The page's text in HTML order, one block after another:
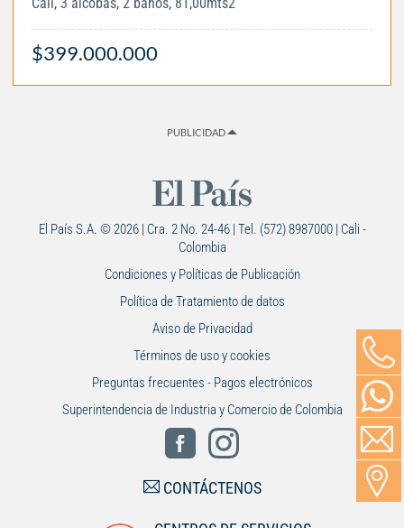
$399.000.000
PUBLICIDAD
El País S.A. © 2026 | Cra. 2 No. 24-46 | Tel. (572) 8987000 | Cali -
Colombia
Condiciones y Políticas de Publicación
Política de Tratamiento de datos
Aviso de Privacidad
Términos de uso y cookies
Preguntas frecuentes - Pagos electrónicos
Superintendencia de Industria y Comercio de Colombia
CONTÁCTENOS